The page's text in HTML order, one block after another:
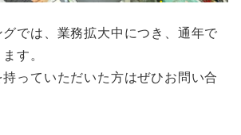
では、業務拡大中につき、通年で
す。
っていただいた方はぜひお問い合